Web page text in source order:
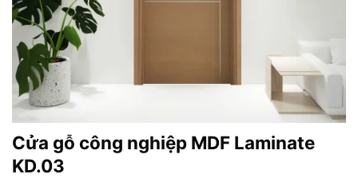
Cửa gỗ công nghiệp MDF Laminate
KD.03